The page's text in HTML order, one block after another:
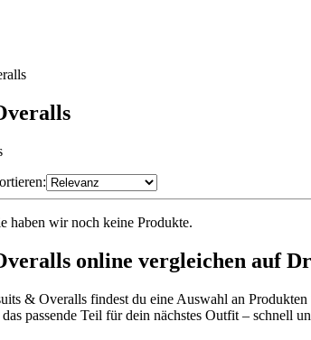
haben wir noch keine Produkte.
online vergleichen auf
& Overalls findest du eine Auswahl an
passende Teil für dein nächstes Outfit – schnell